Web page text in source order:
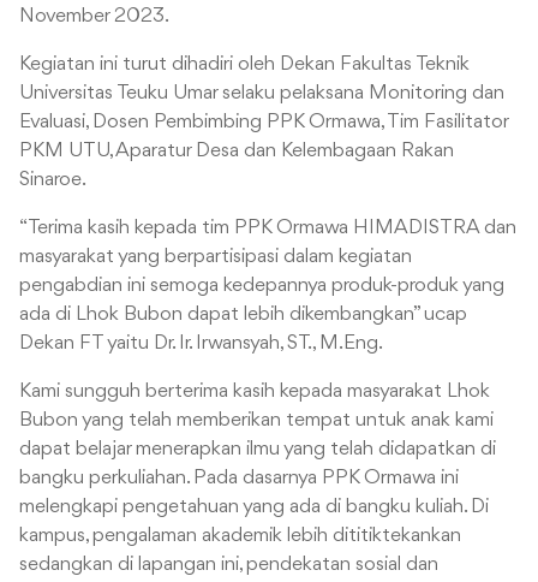
November 2023.
Kegiatan ini turut dihadiri oleh Dekan Fakultas Teknik
Universitas Teuku Umar selaku pelaksana Monitoring dan
Evaluasi, Dosen Pembimbing PPK Ormawa, Tim Fasilitator
PKM UTU, Aparatur Desa dan Kelembagaan Rakan
Sinaroe.
“Terima kasih kepada tim PPK Ormawa HIMADISTRA dan
masyarakat yang berpartisipasi dalam kegiatan
pengabdian ini semoga kedepannya produk-produk yang
ada di Lhok Bubon dapat lebih dikembangkan” ucap
Dekan FT yaitu Dr. Ir. Irwansyah, ST., M.Eng.
Kami sungguh berterima kasih kepada masyarakat Lhok
Bubon yang telah memberikan tempat untuk anak kami
dapat belajar menerapkan ilmu yang telah didapatkan di
bangku perkuliahan. Pada dasarnya PPK Ormawa ini
melengkapi pengetahuan yang ada di bangku kuliah. Di
kampus, pengalaman akademik lebih dititiktekankan
sedangkan di lapangan ini, pendekatan sosial dan